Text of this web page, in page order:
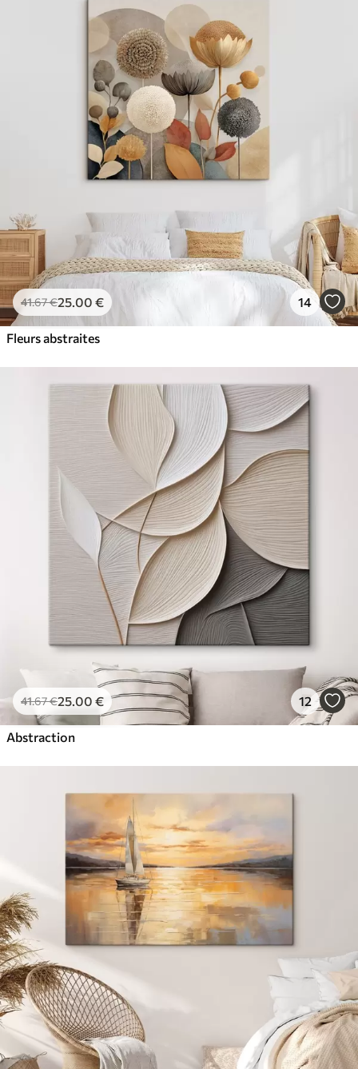
41.67€25.00 € 14
Fleurs abstraites
41.67€25.00 € 12
Abstraction